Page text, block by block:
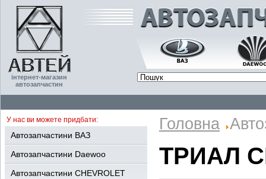
інтернет-магазин
автозапчастин
У нас ви можете придбати:
Автозапчастини ВАЗ
Автозапчастини Daewoo
Автозапчастини CHEVROLET
Головна
ТРИАЛ